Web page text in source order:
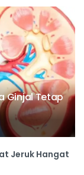
Ginjal Tetap
Jeruk Hangat